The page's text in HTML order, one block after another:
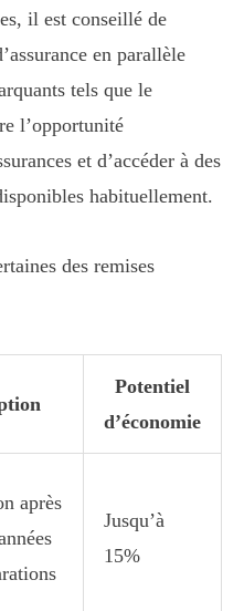
il est conseillé de
en parallèle
tels que le
l’opportunité
et d’accéder à des
habituellement.
des remises
Potentiel
d’économie
après
Jusqu’à
15%